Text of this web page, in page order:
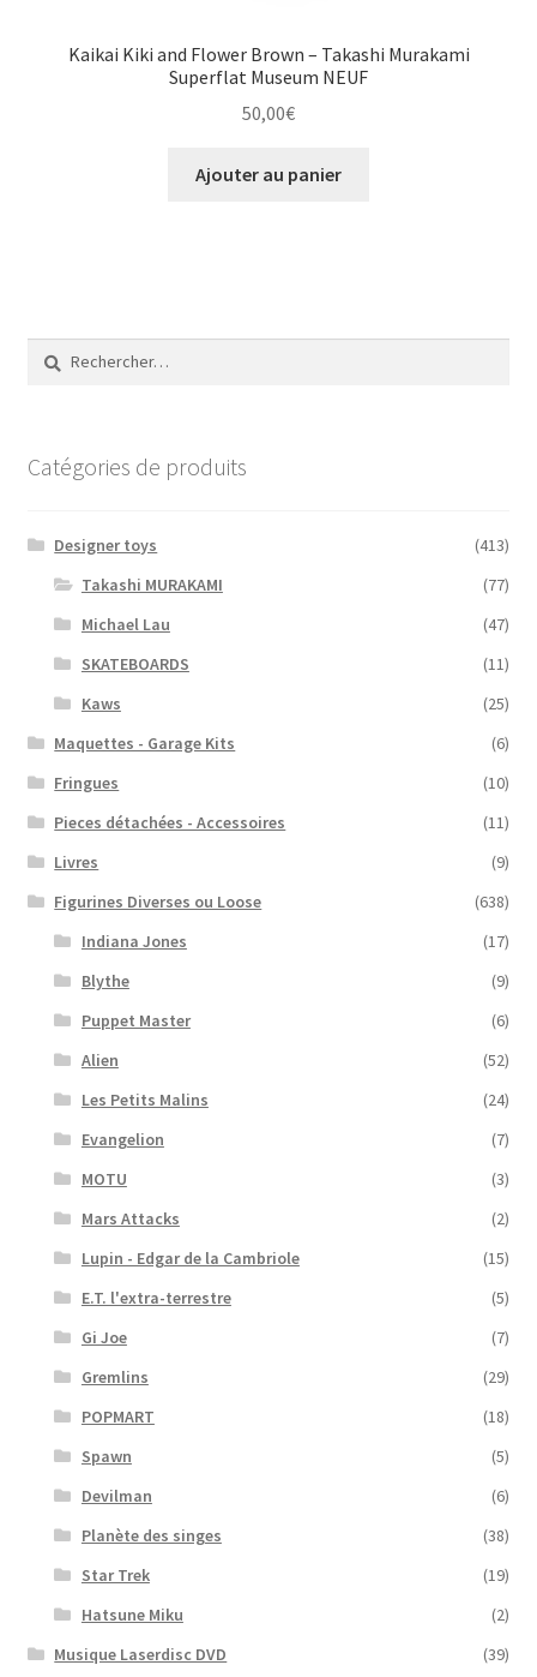
Kaikai Kiki and Flower Brown – Takashi Murakami
Superflat Museum NEUF
50,00€
Ajouter au panier
Rechercher :
Catégories de produits
Designer toys
(413)
Takashi MURAKAMI
(77)
Michael Lau
(47)
SKATEBOARDS
(11)
Kaws
(25)
Maquettes - Garage Kits
(6)
Fringues
(10)
Pieces détachées - Accessoires
(11)
Livres
(9)
Figurines Diverses ou Loose
(638)
Indiana Jones
(17)
Blythe
(9)
Puppet Master
(6)
Alien
(52)
Les Petits Malins
(24)
Evangelion
(7)
MOTU
(3)
Mars Attacks
(2)
Lupin - Edgar de la Cambriole
(15)
E.T. l'extra-terrestre
(5)
Gi Joe
(7)
Gremlins
(29)
POPMART
(18)
Spawn
(5)
Devilman
(6)
Planète des singes
(38)
Star Trek
(19)
Hatsune Miku
(2)
Musique Laserdisc DVD
(39)